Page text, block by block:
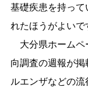
基礎疾患を持って
れたほうがよいで
大分県ホームペ
向調査の週報が
ルエンザなどの